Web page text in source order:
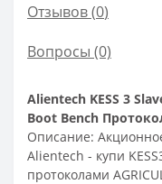
Отзывов (0)
Вопросы (0)
Alientech KESS 3
Boot Bench
Описание:
Alientech - купи
протоколами